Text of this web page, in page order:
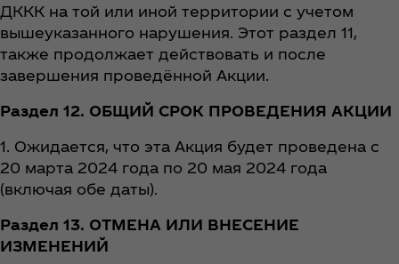
ДККК на той или иной территории с учетом
вышеуказанного нарушения. Этот раздел 11,
также продолжает действовать и после
завершения проведённой Акции.
Раздел 12. ОБЩИЙ СРОК ПРОВЕДЕНИЯ АКЦИИ
1. Ожидается, что эта Акция будет проведена с
20 марта 2024 года по 20 мая 2024 года
(включая обе даты).
Раздел 13. ОТМЕНА ИЛИ ВНЕСЕНИЕ
ИЗМЕНЕНИЙ